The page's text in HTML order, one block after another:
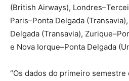
(British Airways),
Paris–Ponta Delgada
Delgada (Transavia),
e Nova Iorque–Ponta Delgada
“Os dados do primeiro